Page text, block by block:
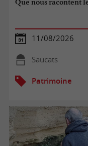
Que nous racontent
11/08/2026
Saucats
Patrimoine